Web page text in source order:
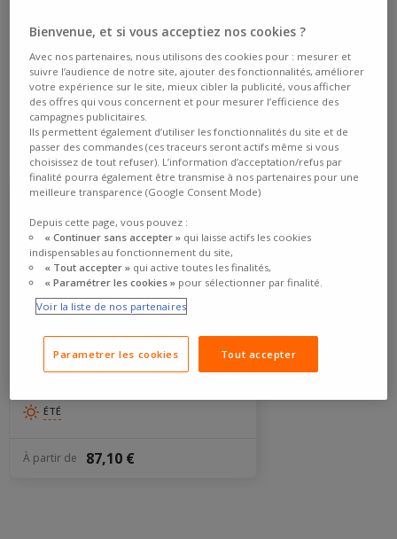
PNEU CONTINENTAL PREMIUM
ÉTÉ
À partir de 87,10 €
Bienvenue, et si vous acceptiez nos cookies ?
Avec nos partenaires, nous utilisons des cookies pour : mesurer et
suivre l’audience de notre site, ajouter des fonctionnalités, améliorer
votre expérience sur le site, mieux cibler la publicité, vous afficher
des offres qui vous concernent et pour mesurer l’efficience des
campagnes publicitaires.
Ils permettent également d’utiliser les fonctionnalités du site et de
passer des commandes (ces traceurs seront actifs même si vous
choisissez de tout refuser). L’information d’acceptation/refus par
finalité pourra également être transmise à nos partenaires pour une
meilleure transparence (Google Consent Mode)
Depuis cette page, vous pouvez :
« Continuer sans accepter »qui laisse actifs les cookies
indispensables au fonctionnement du site,
« Tout accepter »qui active toutes les finalités,
« Paramétrer les cookies »pour sélectionner par finalité.
Voir la liste de nos partenaires
Parametrer les cookies Tout accepter